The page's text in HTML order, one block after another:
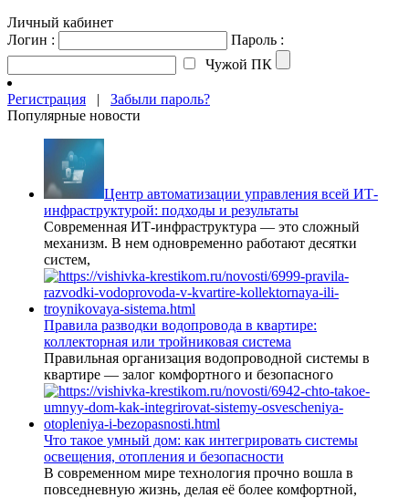
Личный кабинет
Логин :
Пароль :
Чужой ПК
Регистрация | Забыли пароль?
Популярные новости
Центр автоматизации управления всей ИТ-
инфраструктурой: подходы и результаты
Современная ИТ-инфраструктура — это сложный
механизм. В нем одновременно работают десятки
систем,
Правила разводки водопровода в квартире:
коллекторная или тройниковая система
Правильная организация водопроводной системы в
квартире — залог комфортного и безопасного
Что такое умный дом: как интегрировать системы
освещения, отопления и безопасности
В современном мире технология прочно вошла в
повседневную жизнь, делая её более комфортной,